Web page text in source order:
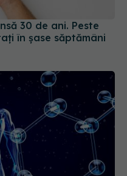
30 de ani. Peste
în șase săptămâni